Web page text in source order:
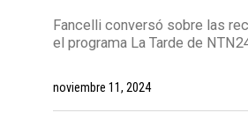
Fancelli conversó sobre las
el programa La Tarde de
noviembre 11, 2024